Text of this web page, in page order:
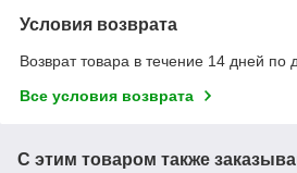
Условия возврата
Возврат товара в течение 14 дней по
Все условия возврата
С этим товаром также